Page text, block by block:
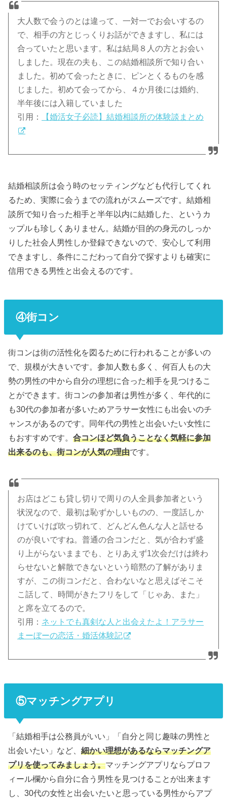
大人数で会うのとは違って、一対一でお会いするの
で、相手の方とじっくりお話ができますし、私には
合っていたと思います。私は結局８人の方とお会い
しました。現在の夫も、この結婚相談所で知り合い
ました。初めて会ったときに、ピンとくるものを感
じました。初めて会ってから、４か月後には婚約、
半年後には入籍していました
引用：
【婚活女子必読】結婚相談所の体験談まとめ
結婚相談所は会う時のセッティングなども代行してくれ
るため、実際に会うまでの流れがスムーズです。結婚相
談所で知り合った相手と半年以内に結婚した、というカ
ップルも珍しくありません。結婚が目的の身元のしっか
りした社会人男性しか登録できないので、安心して利用
できますし、条件にこだわって自分で探すよりも確実に
信用できる男性と出会えるのです。
④街コン
街コンは街の活性化を図るために行われることが多いの
で、規模が大きいです。参加人数も多く、何百人もの大
勢の男性の中から自分の理想に合った相手を見つけるこ
とができます。街コンの参加者は男性が多く、年代的に
も30代の参加者が多いためアラサー女性にも出会いのチ
ャンスがあるのです。同年代の男性と出会いたい女性に
もおすすめです。合コンほど気負うことなく気軽に参加
出来るのも、街コンが人気の理由です。
お店はどこも貸し切りで周りの人全員参加者という
状況なので、最初は恥ずかしいものの、一度話しか
けていけば吹っ切れて、どんどん色んな人と話せる
のが良いですね。普通の合コンだと、気が合わず盛
り上がらないままでも、とりあえず1次会だけは終わ
らせないと解散できないという暗黙の了解がありま
すが、この街コンだと、合わないなと思えばそこそ
こ話して、時間がきたフリをして「じゃあ、また」
と席を立てるので。
引用： ネットでも真剣な人と出会えたよ！アラサー
まーぼーの恋活・婚活体験記
⑤マッチングアプリ
「結婚相手は公務員がいい」「自分と同じ趣味の男性と
出会いたい」など、細かい理想があるならマッチングア
プリを使ってみましょう。マッチングアプリならプロフ
ィール欄から自分に合う男性を見つけることが出来ます
し、30代の女性と出会いたいと思っている男性からアプ